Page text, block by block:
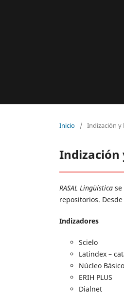
Inicio / Indización y
Indización
RASAL Lingüística
repositorios.
Indizadores
Scielo
Latindex –
Núcleo
ERIH PLUS
Dialnet